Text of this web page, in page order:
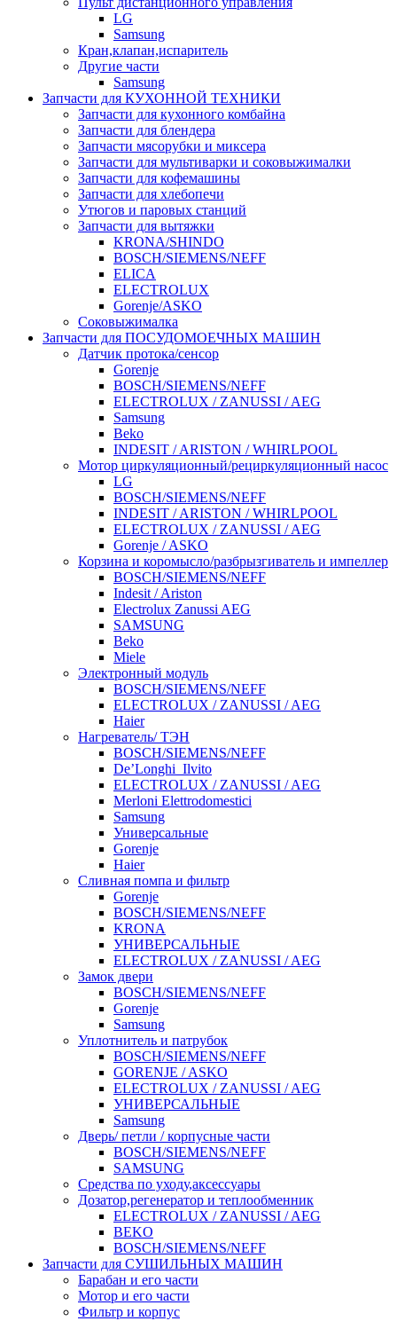
LG
Samsung
Кран,клапан,испаритель
Другие части
Samsung
Запчасти для КУХОННОЙ ТЕХНИКИ
Запчасти для кухонного комбайна
Запчасти для блендера
Запчасти мясорубки и миксера
Запчасти для мультиварки и соковыжималки
Запчасти для кофемашины
Запчасти для хлебопечи
Утюгов и паровых станций
Запчасти для вытяжки
KRONA/SHINDO
BOSCH/SIEMENS/NEFF
ELICA
ELECTROLUX
Gorenje/ASKO
Соковыжималка
Запчасти для ПОСУДОМОЕЧНЫХ МАШИН
Датчик протока/сенсор
Gorenje
BOSCH/SIEMENS/NEFF
ELECTROLUX / ZANUSSI / AEG
Samsung
Beko
INDESIT / ARISTON / WHIRLPOOL
Мотор циркуляционный/рециркуляционный насос
LG
BOSCH/SIEMENS/NEFF
INDESIT / ARISTON / WHIRLPOOL
ELECTROLUX / ZANUSSI / AEG
Gorenje / ASKO
Корзина и коромысло/разбрызгиватель и импеллер
BOSCH/SIEMENS/NEFF
Indesit / Ariston
Electrolux Zanussi AEG
SAMSUNG
Beko
Miele
Электронный модуль
BOSCH/SIEMENS/NEFF
ELECTROLUX / ZANUSSI / AEG
Haier
Нагреватель/ ТЭН
BOSCH/SIEMENS/NEFF
De’Longhi_Ilvito
ELECTROLUX / ZANUSSI / AEG
Merloni Elettrodomestici
Samsung
Универсальные
Gorenje
Haier
Сливная помпа и фильтр
Gorenje
BOSCH/SIEMENS/NEFF
KRONA
УНИВЕРСАЛЬНЫЕ
ELECTROLUX / ZANUSSI / AEG
Замок двери
BOSCH/SIEMENS/NEFF
Gorenje
Samsung
Уплотнитель и патрубок
BOSCH/SIEMENS/NEFF
GORENJE / ASKO
ELECTROLUX / ZANUSSI / AEG
УНИВЕРСАЛЬНЫЕ
Samsung
Дверь/ петли / корпусные части
BOSCH/SIEMENS/NEFF
SAMSUNG
Средства по уходу,аксессуары
Дозатор,регенератор и теплообменник
ELECTROLUX / ZANUSSI / AEG
BEKO
BOSCH/SIEMENS/NEFF
Запчасти для СУШИЛЬНЫХ МАШИН
Барабан и его части
Мотор и его части
Фильтр и корпус